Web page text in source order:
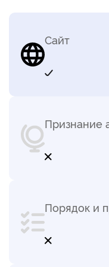
Сайт
Признание
Порядок и